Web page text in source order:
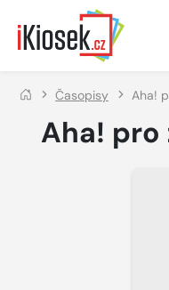
Přejít na hlavní obsah
Časopisy Aha!
Aha! pro